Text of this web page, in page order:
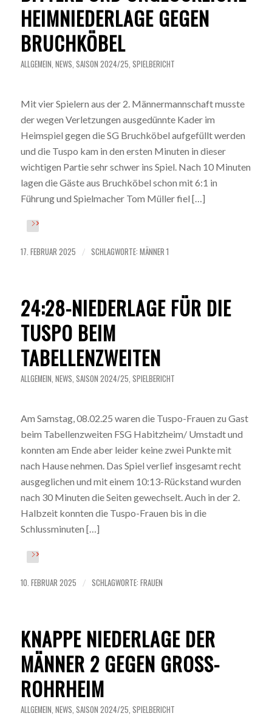
HEIMNIEDERLAGE GEGEN
BRUCHKÖBEL
ALLGEMEIN, NEWS, SAISON 2024/25, SPIELBERICHT
Mit vier Spielern aus der 2. Männermannschaft musste
der wegen Verletzungen ausgedünnte Kader im
Heimspiel gegen die SG Bruchköbel aufgefüllt werden
und die Tuspo kam in den ersten Minuten in dieser
wichtigen Partie sehr schwer ins Spiel. Nach 10 Minuten
lagen die Gäste aus Bruchköbel schon mit 6:1 in
Führung und Spielmacher Tom Müller fiel […]
17. FEBRUAR 2025 / SCHLAGWORTE: MÄNNER 1
24:28-NIEDERLAGE FÜR DIE
TUSPO BEIM
TABELLENZWEITEN
ALLGEMEIN, NEWS, SAISON 2024/25, SPIELBERICHT
Am Samstag, 08.02.25 waren die Tuspo-Frauen zu Gast
beim Tabellenzweiten FSG Habitzheim/ Umstadt und
konnten am Ende aber leider keine zwei Punkte mit
nach Hause nehmen. Das Spiel verlief insgesamt recht
ausgeglichen und mit einem 10:13-Rückstand wurden
nach 30 Minuten die Seiten gewechselt. Auch in der 2.
Halbzeit konnten die Tuspo-Frauen bis in die
Schlussminuten […]
10. FEBRUAR 2025 / SCHLAGWORTE: FRAUEN
KNAPPE NIEDERLAGE DER
MÄNNER 2 GEGEN GROSS-R
OHRHEIM
ALLGEMEIN NEWS SAISON 2024/25 SPIELBERICHT